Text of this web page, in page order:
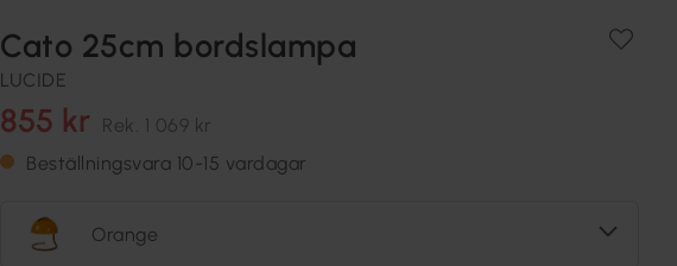
Cato 25cm bordslampa
LUCIDE
855 kr Rek. 1 069 kr
Beställningsvara 10-15 vardagar
Orange